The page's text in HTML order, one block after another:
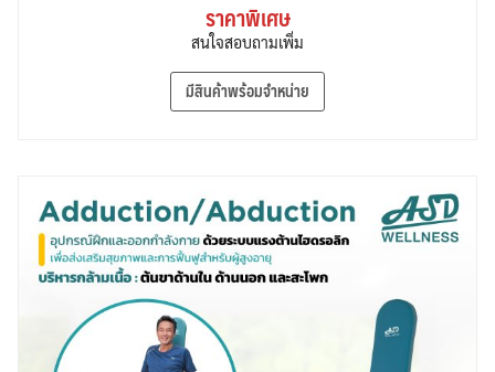
ราคาพิเศษ
สนใจสอบถามเพิ่ม
มีสินค้าพร้อมจำหน่าย